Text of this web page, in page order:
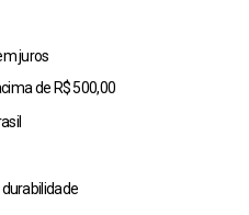
juros
de R$ 500,00